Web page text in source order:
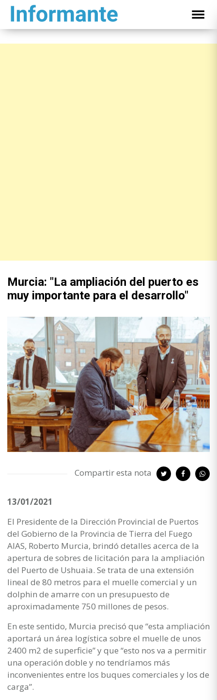
Murcia: "La ampliación del puerto es
muy importante para el desarrollo"
Compartir esta nota
13/01/2021
El Presidente de la Dirección Provincial de Puertos
del Gobierno de la Provincia de Tierra del Fuego
AIAS, Roberto Murcia, brindó detalles acerca de la
apertura de sobres de licitación para la ampliación
del Puerto de Ushuaia. Se trata de una extensión
lineal de 80 metros para el muelle comercial y un
dolphin de amarre con un presupuesto de
aproximadamente 750 millones de pesos.
En este sentido, Murcia precisó que “esta ampliación
aportará un área logística sobre el muelle de unos
2400 m2 de superficie” y que “esto nos va a permitir
una operación doble y no tendríamos más
inconvenientes entre los buques comerciales y los de
carga”.